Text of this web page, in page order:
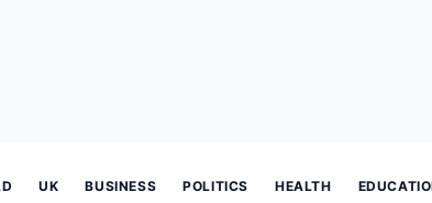
UK BUSINESS POLITICS HEALTH